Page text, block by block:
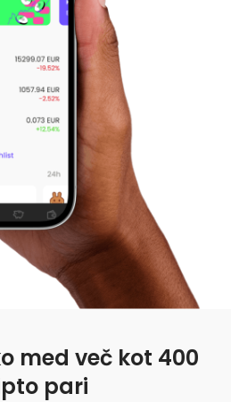
kriptovalutami
svojo prihodnost
(DCA)
vaših najljubših žetonov
med več kot 400
pari